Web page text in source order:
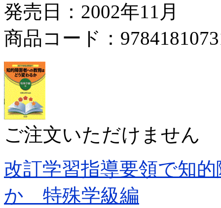
発売日：2002年11月
商品コード：
ご注文いただけません
改訂学習指導要領で知
か 特殊学級編